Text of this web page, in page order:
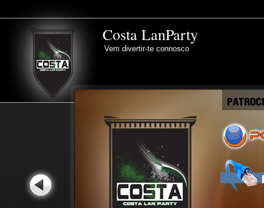
Costa LanParty
Vem divertir-te connosco